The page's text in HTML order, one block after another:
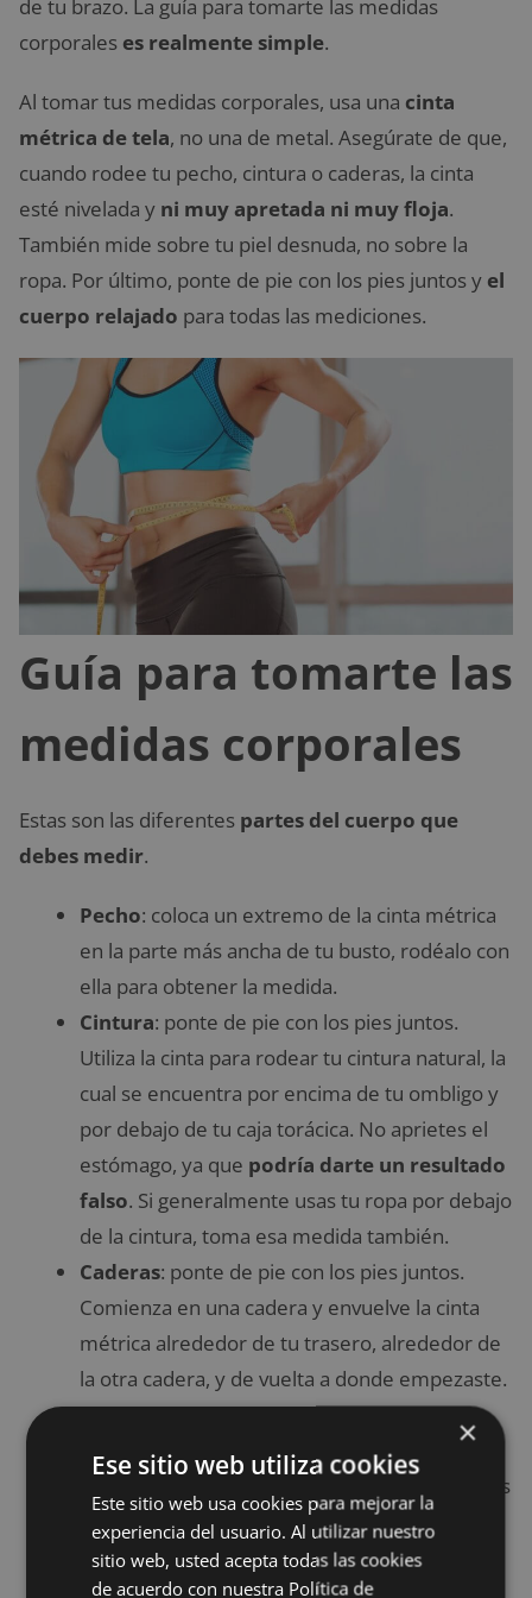
de tu brazo. La guía para tomarte las medidas
corporales es realmente simple.
Al tomar tus medidas corporales, usa una cinta
métrica de tela, no una de metal. Asegúrate de que,
cuando rodee tu pecho, cintura o caderas, la cinta
esté nivelada y ni muy apretada ni muy floja.
También mide sobre tu piel desnuda, no sobre la
ropa. Por último, ponte de pie con los pies juntos y el
cuerpo relajado para todas las mediciones.
Guía para tomarte las
medidas corporales
Estas son las diferentes partes del cuerpo que
debes medir.
Pecho: coloca un extremo de la cinta métrica
en la parte más ancha de tu busto, rodéalo con
ella para obtener la medida.
Cintura: ponte de pie con los pies juntos.
Utiliza la cinta para rodear tu cintura natural, la
cual se encuentra por encima de tu ombligo y
por debajo de tu caja torácica. No aprietes el
estómago, ya que podría darte un resultado
falso. Si generalmente usas tu ropa por debajo
de la cintura, toma esa medida también.
Caderas: ponte de pie con los pies juntos.
Comienza en una cadera y envuelve la cinta
métrica alrededor de tu trasero, alrededor de
la otra cadera, y de vuelta a donde empezaste.
Asegúrate de que la cinta esté sobre la parte
más grande de tu trasero.
: ponte de pie con los pies juntos
y el torso recto pero relajado y encuentra la
parte más ancha del torso, a menudo
alrededor del ombligo.
×
Ese sitio web utiliza cookies
Este sitio web usa cookies para mejorar la
experiencia del usuario. Al utilizar nuestro
sitio web, usted acepta todas las cookies
de acuerdo con nuestra Política de